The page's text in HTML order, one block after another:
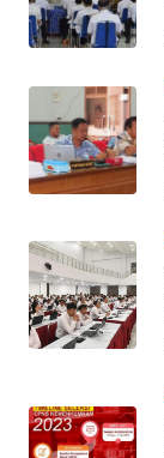
KALTARA
WN
KALSEL
KALTIM
WN
SULSEL
WN
GORONTALO